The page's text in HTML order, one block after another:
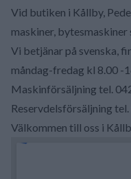
Vid butiken i Kållby,
maskiner, bytesmaskiner
Vi betjänar på svenska,
måndag-fredag kl 8.00 -
Maskinförsäljning tel.
Reservdelsförsäljning
Välkommen till oss i